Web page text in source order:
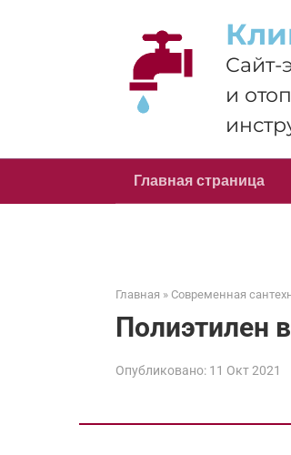
Сайт-
и
Главная страница
Главная » Современная
Полиэтилен
Опубликовано: 11 Окт 2021